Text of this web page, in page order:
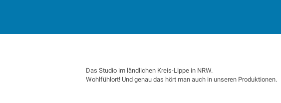
Das Studio im ländlichen Kreis-Lippe in NRW.
Wohlfühlort! Und genau das hört man auch in unseren Produktionen.